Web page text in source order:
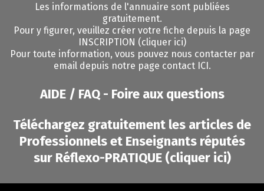
Les informations de l'annuaire sont publiées
gratuitement.
Pour y figurer, veuillez créer votre fiche depuis la page
INSCRIPTION (cliquer ici)
Pour toute information, vous pouvez nous contacter par
email depuis notre page contact ICI.
AIDE / FAQ - Foire aux questions
Téléchargez gratuitement les articles de
Professionnels et Enseignants réputés
sur Réflexo-PRATIQUE (cliquer ici)